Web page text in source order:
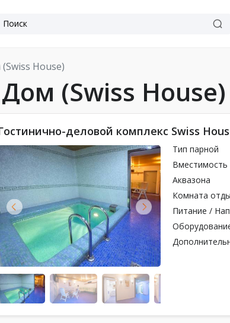
House)
(Swiss House)
деловой комплекс Swiss
Тип парной
Вместимость
Аквазона
Комната
Питание /